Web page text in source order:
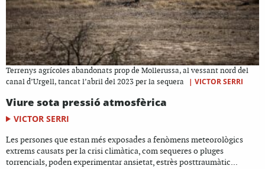
Terrenys agrícoles abandonats prop de Mollerussa, al vessant nord del
canal d’Urgell, tancat l’abril del 2023 per la sequera
| VICTOR SERRI
Viure sota pressió atmosfèrica
VICTOR SERRI
Les persones que estan més exposades a fenòmens meteorològics
extrems causats per la crisi climàtica, com sequeres o pluges
torrencials, poden experimentar ansietat, estrès posttraumàtic...